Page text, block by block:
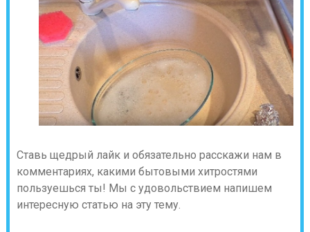
Ставь щедрый лайк и обязательно расскажи нам в
комментариях, какими бытовыми хитростями
пользуешься ты! Мы с удовольствием напишем
интересную статью на эту тему.